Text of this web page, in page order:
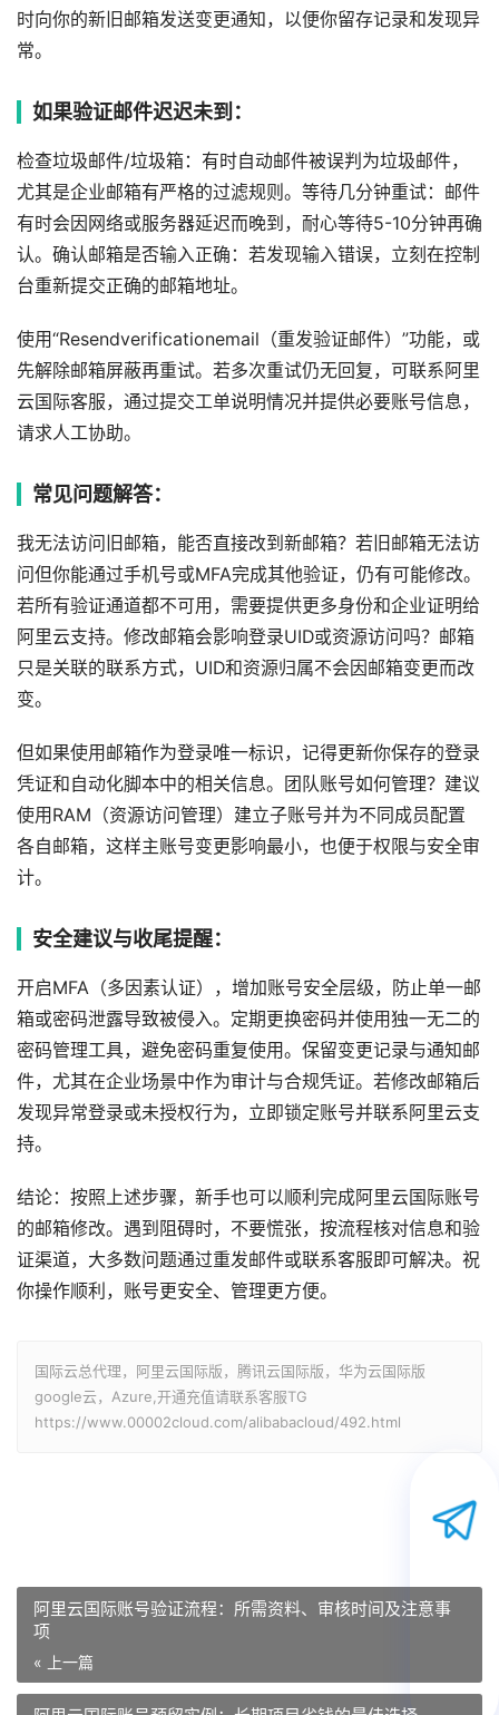
时向你的新旧邮箱发送变更通知，以便你留存记录和发现异
常。
如果验证邮件迟迟未到：
检查垃圾邮件/垃圾箱：有时自动邮件被误判为垃圾邮件，
尤其是企业邮箱有严格的过滤规则。等待几分钟重试：邮件
有时会因网络或服务器延迟而晚到，耐心等待5-10分钟再确
认。确认邮箱是否输入正确：若发现输入错误，立刻在控制
台重新提交正确的邮箱地址。
使用“Resendverificationemail（重发验证邮件）”功能，或
先解除邮箱屏蔽再重试。若多次重试仍无回复，可联系阿里
云国际客服，通过提交工单说明情况并提供必要账号信息，
请求人工协助。
常见问题解答：
我无法访问旧邮箱，能否直接改到新邮箱？若旧邮箱无法访
问但你能通过手机号或MFA完成其他验证，仍有可能修改。
若所有验证通道都不可用，需要提供更多身份和企业证明给
阿里云支持。修改邮箱会影响登录UID或资源访问吗？邮箱
只是关联的联系方式，UID和资源归属不会因邮箱变更而改
变。
但如果使用邮箱作为登录唯一标识，记得更新你保存的登录
凭证和自动化脚本中的相关信息。团队账号如何管理？建议
使用RAM（资源访问管理）建立子账号并为不同成员配置
各自邮箱，这样主账号变更影响最小，也便于权限与安全审
计。
安全建议与收尾提醒：
开启MFA（多因素认证），增加账号安全层级，防止单一邮
箱或密码泄露导致被侵入。定期更换密码并使用独一无二的
密码管理工具，避免密码重复使用。保留变更记录与通知邮
件，尤其在企业场景中作为审计与合规凭证。若修改邮箱后
发现异常登录或未授权行为，立即锁定账号并联系阿里云支
持。
结论：按照上述步骤，新手也可以顺利完成阿里云国际账号
的邮箱修改。遇到阻碍时，不要慌张，按流程核对信息和验
证渠道，大多数问题通过重发邮件或联系客服即可解决。祝
你操作顺利，账号更安全、管理更方便。
国际云总代理，阿里云国际版，腾讯云国际版，华为云国际版
google云，Azure,开通充值请联系客服TG
https://www.00002cloud.com/alibabacloud/492.html
阿里云国际账号验证流程：所需资料、审核时间及注意事
项
« 上一篇